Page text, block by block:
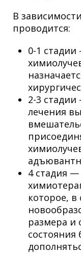
В
проводится:
0-1
2-3
лечения
4 стадия
которое,
размера и
состояния